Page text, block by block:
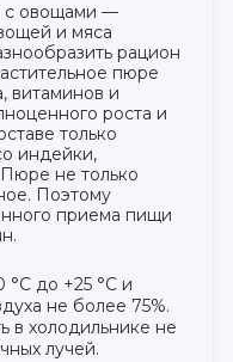
с овощами —
и мяса
рацион
пюре
витаминов и
роста и
только
индейки,
не только
Поэтому
приема пищи
°С до +25 °С и
не более 75%.
в холодильнике не
лучей.